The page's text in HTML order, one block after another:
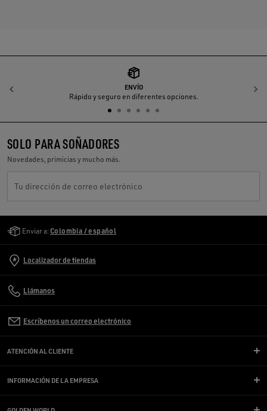
ENVÍO
Rápido y seguro en diferentes opciones.
Anterior
SOLO PARA SOÑADORES
Novedades, primicias y mucho más.
Tu dirección de correo electrónico
Enviar a: Colombia / español
Localizador de tiendas
Llámanos
Escríbenos un correo electrónico
ATENCIÓN AL CLIENTE
INFORMACIÓN DE LA EMPRESA